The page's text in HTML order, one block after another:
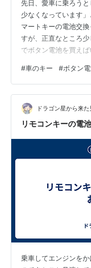
先日、愛車に乗ろう
少なくなっています
マートキーの電池交
すが、正直なところ
でボタン電池を買え
分からない電池だと
純正採用品と同じも
いてみることにしま
ていた電池と同じ
価格を見てびっくり
#車のキー #ボタン
ドラゴン星から来た
リモコンキーの電
乗車してエンジンを